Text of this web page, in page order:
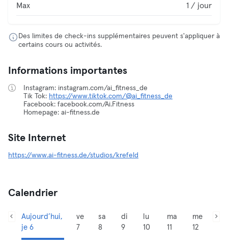
Max 1 / jour
Des limites de check-ins supplémentaires peuvent s'appliquer à
certains cours ou activités.
Informations importantes
Instagram: instagram.com/ai_fitness_de
Tik Tok: https://www.tiktok.com/@ai_fitness_de
Facebook: facebook.com/Ai.Fitness
Homepage: ai-fitness.de
Site Internet
https://www.ai-fitness.de/studios/krefeld
Calendrier
Aujourd’hui,
je 6
ve
7
sa
8
di
9
lu
10
ma
11
me
12